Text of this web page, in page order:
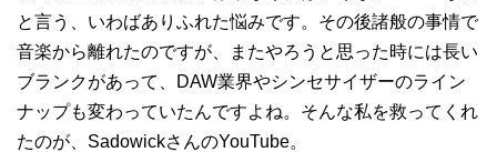
と言う、いわばありふれた悩みです。その後諸般の事情で
音楽から離れたのですが、またやろうと思った時には長い
ブランクがあって、DAW業界やシンセサイザーのライン
ナップも変わっていたんですよね。そんな私を救ってくれ
たのが、SadowickさんのYouTube。